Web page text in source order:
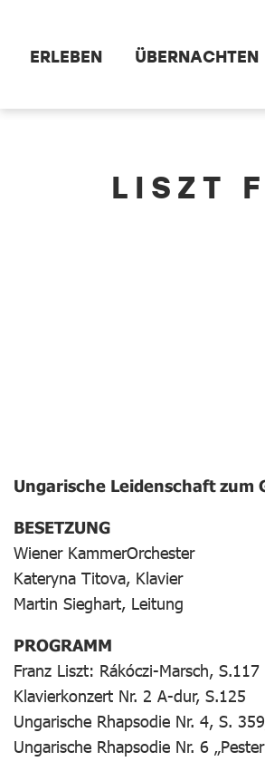
ERLEBEN ÜBERNACHTEN
LISZT
Ungarische Leidenschaft zum
BESETZUNG
Wiener KammerOrchester
Kateryna Titova, Klavier
Martin Sieghart, Leitung
PROGRAMM
Franz Liszt: Rákóczi-Marsch, S.117
Klavierkonzert Nr. 2 A-dur, S.125
Ungarische Rhapsodie Nr. 4, S.
Ungarische Rhapsodie Nr. 6